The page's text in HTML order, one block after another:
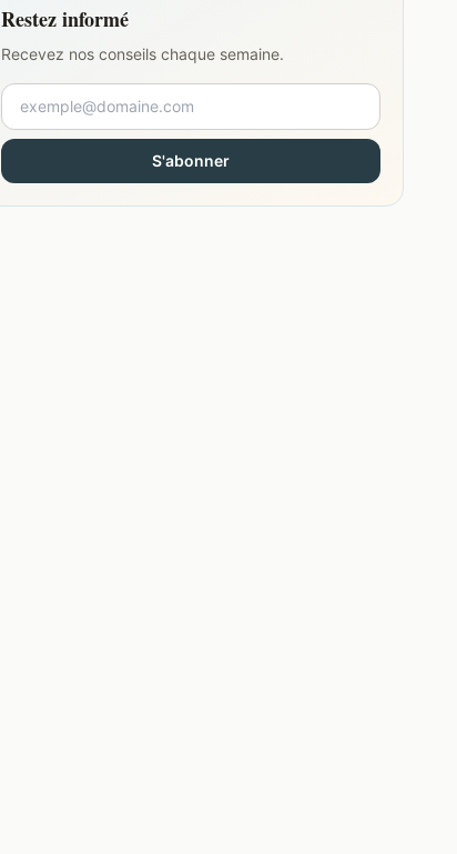
Restez informé
Recevez nos conseils chaque semaine.
S'abonner